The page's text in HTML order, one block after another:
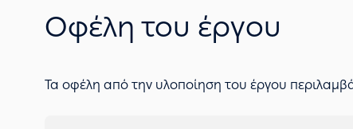
Οφέλη του έργου
Τα οφέλη από την υλοποίηση του έργου